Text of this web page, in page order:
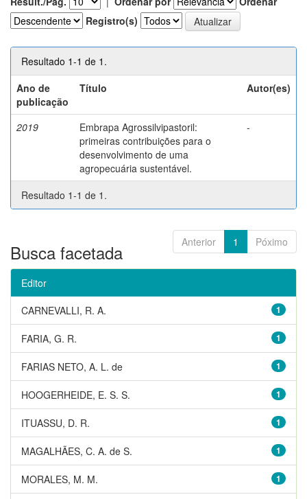
Registro(s)
Resultado 1-1 de 1.
Ano de
publicação
Título Autor(es)
2019
Embrapa Agrossilvipastoril:
primeiras contribuições para o
desenvolvimento de uma
agropecuária sustentável.
-
Resultado 1-1 de 1.
Anterior 1 Póximo
Busca facetada
Editor
1
CARNEVALLI, R. A.
1
FARIA, G. R.
1
FARIAS NETO, A. L. de
1
HOOGERHEIDE, E. S. S.
1
ITUASSU, D. R.
1
MAGALHÃES, C. A. de S.
1
MORALES, M. M.